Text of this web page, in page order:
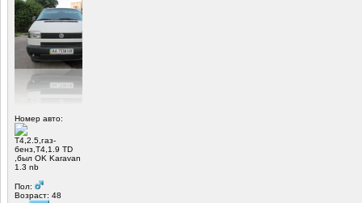
Номер авто:
Т4,2.5,газ-
бенз,Т4,1.9 TD
,был OK Karavan
1.3 nb
Пол:
Возраст: 48